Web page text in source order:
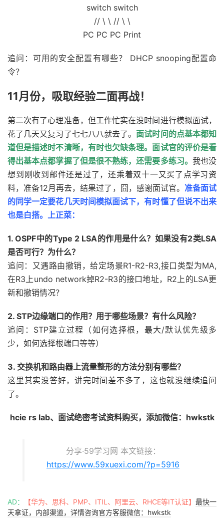
switch switch
// \ \ // \ \
PC PC PC Print
追问：可用的安全配置有哪些？ DHCP snooping配置命
令？
11月份，吸取经验二面再战！
第二次有了心理准备，但工作忙实在没时间进行模拟面试，
花了几天又复习了七七八八就去了。 面试时问的点基本都知
道但是描述时不清晰，有时也欠缺条理。面试官的评价是看
得出基本点都掌握了但是很不熟练，还需要多练习。 我也没
想到刚收到邮件还是过了，还乘着双十一又买了点学习资
料，准备12月再去，结果过了，囧，感谢面试官。 准备面试
的同学一定要花几天时间模拟面试下，有时懂了但说不出来
也是白搭。上正菜：
1. OSPF中的Type 2 LSA的作用是什么？如果没有2类LSA
是否可行？为什么？
追问：又遇路由撤销，给定场景R1-R2-R3,接口类型为MA,
在R3上undo network掉R2-R3的接口地址，R2上的LSA更
新和撤销情况？
2. STP边缘端口的作用？用于哪些场景？有什么风险？
追问：STP建立过程（如何选择根，最大/默认优先级多
少，如何选择根端口等等）
3. 交换机和路由器上流量整形的方法分别有哪些？
这里其实没答好，讲完时间差不多了，这也就没继续追问
了。
hcie rs lab、面试绝密考试资料购买，添加微信：hwkstk
分享·59学习网 本文链接：
https://www.59xuexi.com/?p=5916
AD： 【华为、思科、PMP、ITIL、阿里云、RHCE等IT认证】 最快一
天拿证，内部渠道，详情咨询官方客服微信：hwkstk